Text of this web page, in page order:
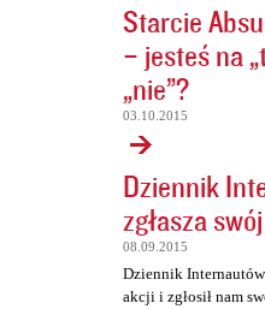
Starcie
– jesteś na
„nie”?
03.10.2015
Dziennik
zgłasza
08.09.2015
Dziennik Internautów
akcji i zgłosił nam